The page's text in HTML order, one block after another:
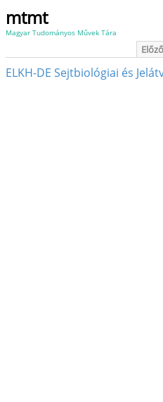
mtmt
Magyar Tudományos Művek Tára
ELKH-DE Sejtbiológiai és